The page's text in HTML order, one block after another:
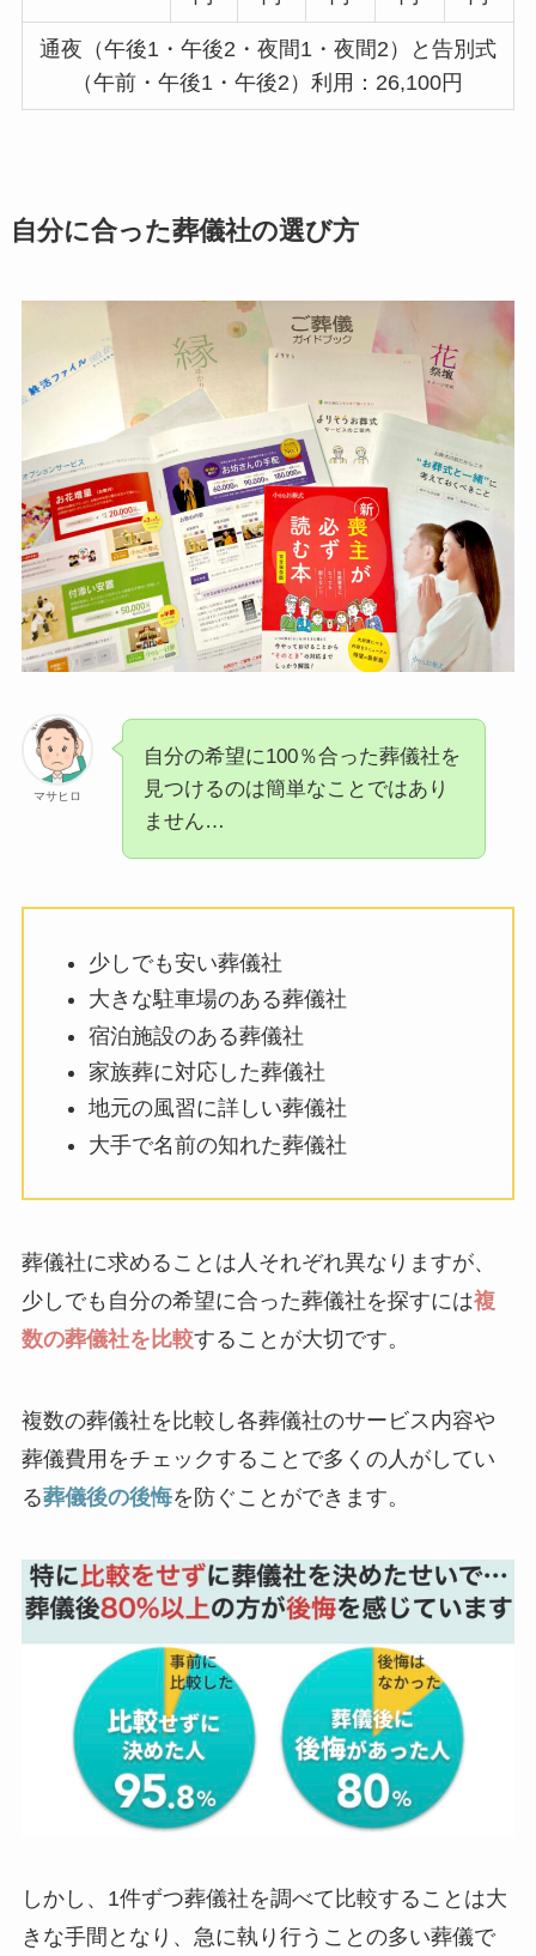
通夜（午後1・午後2・夜間1・夜間2）と告別式
（午前・午後1・午後2）利用：26,100円
自分に合った葬儀社の選び方
マサヒロ
自分の希望に100％合った葬儀社を
見つけるのは簡単なことではあり
ません…
少しでも安い葬儀社
大きな駐車場のある葬儀社
宿泊施設のある葬儀社
家族葬に対応した葬儀社
地元の風習に詳しい葬儀社
大手で名前の知れた葬儀社
葬儀社に求めることは人それぞれ異なりますが、
少しでも自分の希望に合った葬儀社を探すには複
数の葬儀社を比較することが大切です。
複数の葬儀社を比較し各葬儀社のサービス内容や
葬儀費用をチェックすることで多くの人がしてい
る葬儀後の後悔を防ぐことができます。
しかし、1件ずつ葬儀社を調べて比較することは大
きな手間となり、急に執り行うことの多い葬儀で